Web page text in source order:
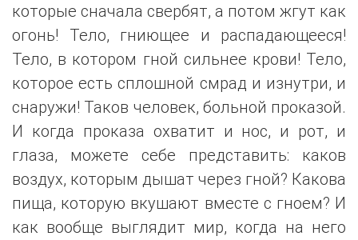
которые сначала свербят, а потом жгут как
огонь! Тело, гниющее и распадающееся!
Тело, в котором гной сильнее крови! Тело,
которое есть сплошной смрад и изнутри, и
снаружи! Таков человек, больной проказой.
И когда проказа охватит и нос, и рот, и
глаза, можете себе представить: каков
воздух, которым дышат через гной? Какова
пища, которую вкушают вместе с гноем? И
как вообще выглядит мир, когда на него